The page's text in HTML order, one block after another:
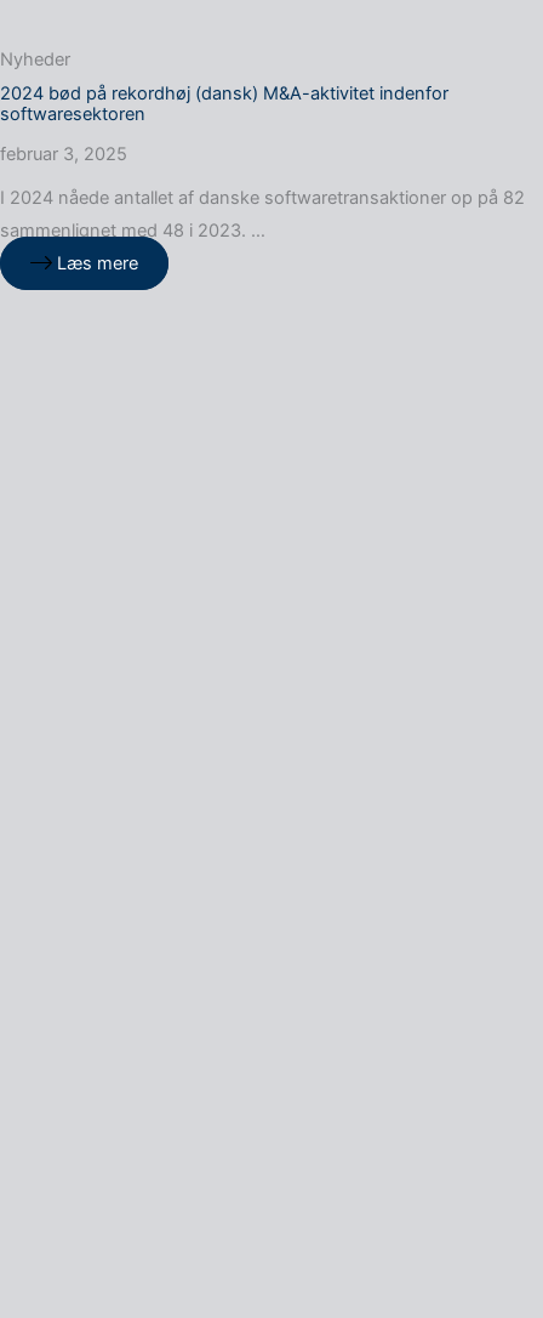
Nyheder
2024 bød på rekordhøj (dansk) M&A-aktivitet indenfor
softwaresektoren
februar 3, 2025
I 2024 nåede antallet af danske softwaretransaktioner op på 82
sammenlignet med 48 i 2023. …
Læs mere